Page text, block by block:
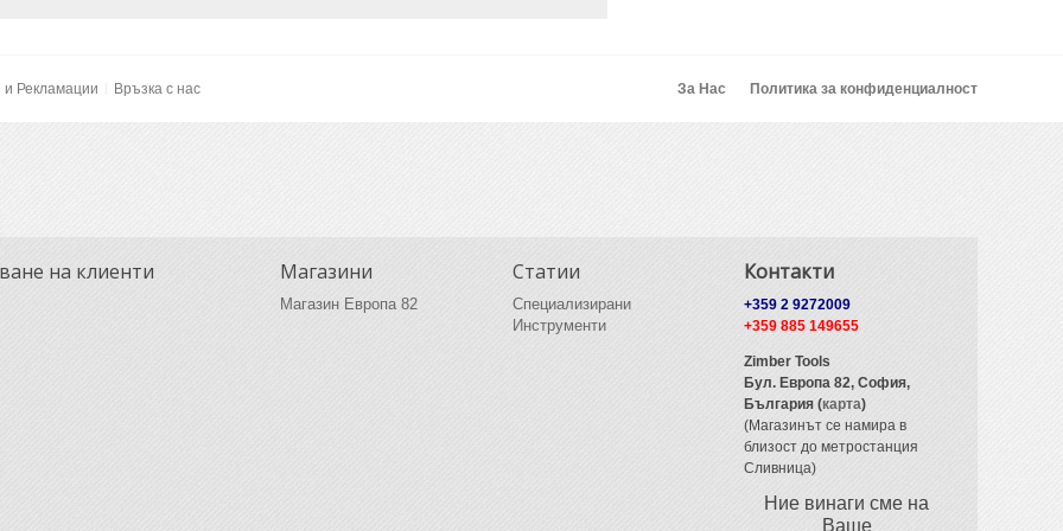
и Рекламации Връзка с нас За Нас Политика за конфиденциалност
на клиенти Магазини
Магазин Европа 82
Статии
Специализирани
Инструменти
Контакти
+359 2 9272009
+359 885 149655
Zimber Tools
Бул. Европа 82,София,
България (карта)
(Магазинът се намира в
близост до метростанция
Сливница)
Ние винаги сме на
Ваше